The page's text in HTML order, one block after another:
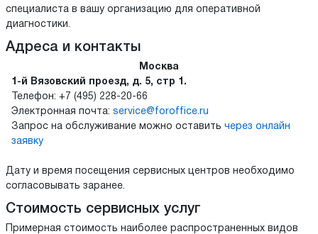
специалиста в вашу организацию для оперативной
диагностики.
Адреса и контакты
Москва
1-й Вязовский проезд, д. 5, стр 1.
Телефон: +7 (495) 228-20-66
Электронная почта: service@foroffice.ru
Запрос на обслуживание можно оставить через онлайн
заявку
Дату и время посещения сервисных центров необходимо
согласовывать заранее.
Стоимость сервисных услуг
Примерная стоимость наиболее распространенных видов